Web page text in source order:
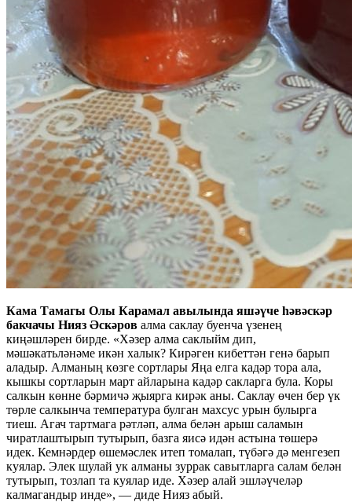
Кама Тамагы Олы Карамал авылында яшәүче һәвәскәр
бакчачы Нияз Әскәров алма саклау буенча үзенең
киңәшләрен бирде. «Хәзер алма саклыйм дип,
мәшәкатьләнәме икән халык? Кирәген кибеттән генә барып
аладыр. Алманың көзге сортлары Яңа елга кадәр тора ала,
кышкы сортларын март айларына кадәр сакларга була. Коры
салкын көнне бәрмичә җыярга кирәк аны. Саклау өчен бер үк
төрле салкынча температура булган махсус урын булырга
тиеш. Агач тартмага рәтләп, алма белән арыш саламын
чиратлаштырып тутырып, базга яисә идән астына төшерә
идек. Кемнәрдер өшемәслек итеп томалап, түбәгә дә менгезеп
куялар. Элек шулай ук алманы зуррак савытларга салам белән
тутырып, тозлап та куялар иде. Хәзер алай эшләүчеләр
калмагандыр инде», — диде Нияз абый.